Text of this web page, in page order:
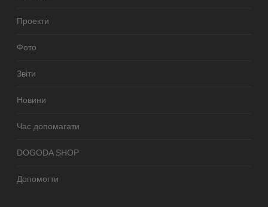
Проекти
Фото
Звіти
Новини
Час допомагати
DOGODA SHOP
Допомогти